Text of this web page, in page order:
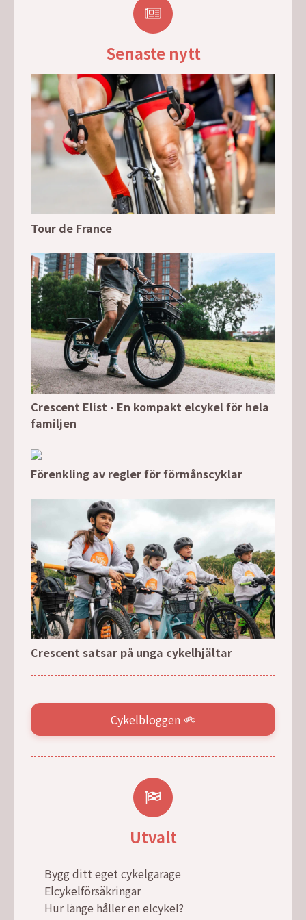
Senaste nytt
Tour de France
Crescent Elist - En kompakt elcykel för hela
familjen
Förenkling av regler för förmånscyklar
Crescent satsar på unga cykelhjältar
Cykelbloggen
Utvalt
Bygg ditt eget cykelgarage
Elcykelförsäkringar
Hur länge håller en elcykel?